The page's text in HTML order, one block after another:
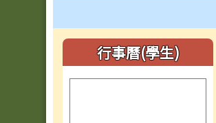
左邊區域內容
行事曆(學生)
頁尾區域